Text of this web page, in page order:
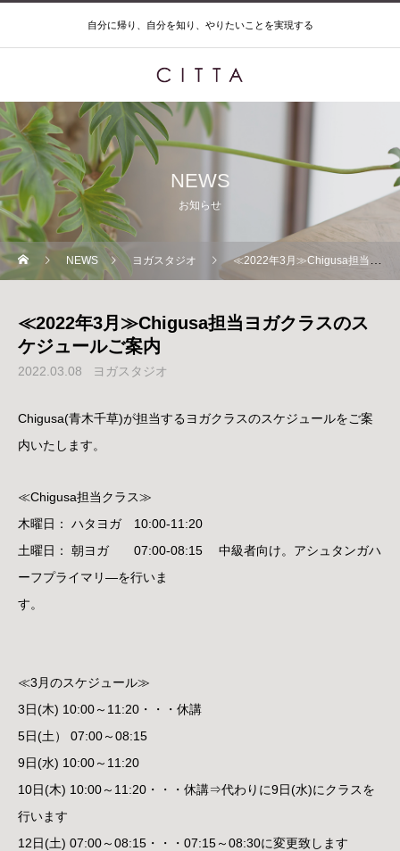
自分に帰り、自分を知り、やりたいことを実現する
NEWS
お知らせ
NEWS ヨガスタジオ ≪2022年3月≫Chigusa担当ヨガクラスのスケジュールご案内
≪2022年3月≫Chigusa担当ヨガクラスのス
ケジュールご案内
2022.03.08 ヨガスタジオ
Chigusa(青木千草)が担当するヨガクラスのスケジュールをご案
内いたします。
≪Chigusa担当クラス≫
木曜日： ハタヨガ 10:00-11:20
土曜日： 朝ヨガ 07:00-08:15 中級者向け。アシュタンガハ
ーフプライマリ―を行いま
す。
≪3月のスケジュール≫
3日(木) 10:00～11:20・・・休講
5日(土） 07:00～08:15
9日(水) 10:00～11:20
10日(木) 10:00～11:20・・・休講⇒代わりに9日(水)にクラスを
行います
12日(土) 07:00～08:15・・・07:15～08:30に変更致します